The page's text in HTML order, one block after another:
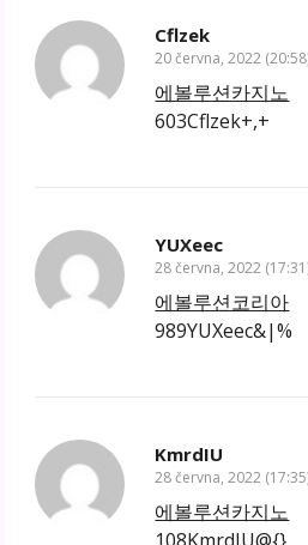
Cflzek
20 června, 2022
에볼루션카지노
603Cflzek+,+
YUXeec
28 června, 2022
에볼루션코리아
989YUXeec&|%
KmrdIU
28 června, 2022
에볼루션카지노